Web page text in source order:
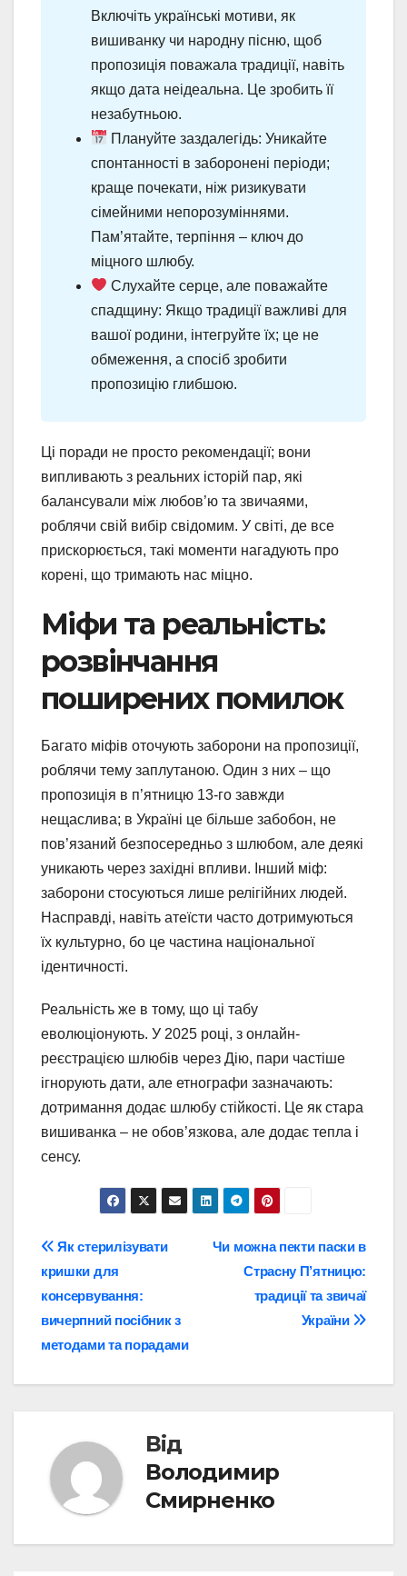
Включіть українські мотиви, як
вишиванку чи народну пісню, щоб
пропозиція поважала традиції, навіть
якщо дата неідеальна. Це зробить її
незабутньою.
Плануйте заздалегідь: Уникайте
спонтанності в заборонені періоди;
краще почекати, ніж ризикувати
сімейними непорозуміннями.
Пам’ятайте, терпіння – ключ до
міцного шлюбу.
Слухайте серце, але поважайте
спадщину: Якщо традиції важливі для
вашої родини, інтегруйте їх; це не
обмеження, а спосіб зробити
пропозицію глибшою.
Ці поради не просто рекомендації; вони
випливають з реальних історій пар, які
балансували між любов’ю та звичаями,
роблячи свій вибір свідомим. У світі, де все
прискорюється, такі моменти нагадують про
корені, що тримають нас міцно.
Міфи та реальність:
розвінчання
поширених помилок
Багато міфів оточують заборони на пропозиції,
роблячи тему заплутаною. Один з них – що
пропозиція в п’ятницю 13-го завжди
нещаслива; в Україні це більше забобон, не
пов’язаний безпосередньо з шлюбом, але деякі
уникають через західні впливи. Інший міф:
заборони стосуються лише релігійних людей.
Насправді, навіть атеїсти часто дотримуються
їх культурно, бо це частина національної
ідентичності.
Реальність же в тому, що ці табу
еволюціонують. У 2025 році, з онлайн-
реєстрацією шлюбів через Дію, пари частіше
ігнорують дати, але етнографи зазначають:
дотримання додає шлюбу стійкості. Це як стара
вишиванка – не обов’язкова, але додає тепла і
сенсу.
Навігація
записів
Чи можна пекти паски в
Страсну П’ятницю:
традиції та звичаї
України
Як стерилізувати
кришки для
консервування:
вичерпний посібник з
методами та порадами
Від
Володимир
Смирненко